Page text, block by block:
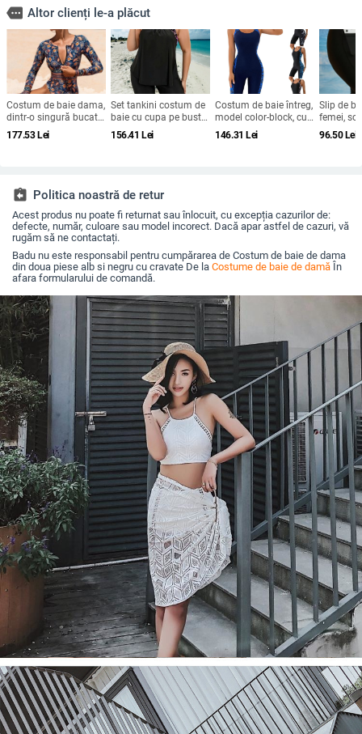
more Altor clienți le-a plăcut
Costum de baie dama,
dintr-o singură bucată,
imprimat, din nailon,
căptușălă poliester cu
177.53Lei
Set tankini costum de
baie cu cupa pe bust
și fără suport din oțel;
material poliester;
potrivit pentru înot
156.41 Lei
Costum de baie întreg,
model color-block, cu
bureți la bust, fără
mâneci, poliester
146.31 Lei
Slip de
femei,
82% cu
90%,
96.50Lei
assignment_return Politica noastră de retur
Acest produs nu poate fi returnat sau înlocuit, cu excepția cazurilor de:
defecte, număr, culoare sau model incorect. Dacă apar astfel de cazuri, vă
rugăm să ne contactați.
Badu nu este responsabil pentru cumpărarea de Costum de baie de dama
din doua piese alb si negru cu cravate De la Costume de baie de damă În
afara formularului de comandă.